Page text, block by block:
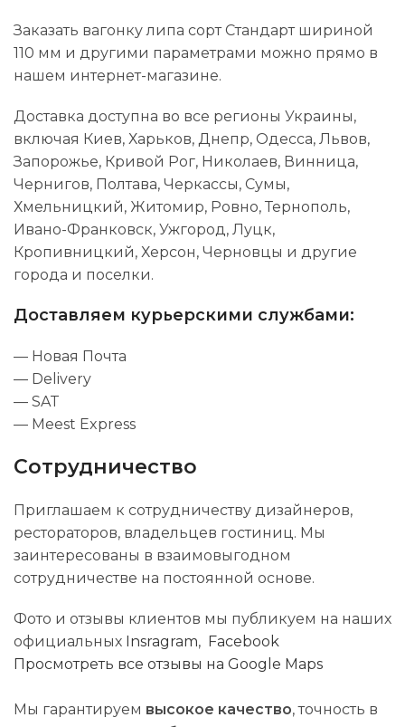
Заказать вагонку липа сорт Стандарт шириной
110 мм и другими параметрами можно прямо в
нашем интернет-магазине.
Доставка доступна во все регионы Украины,
включая Киев, Харьков, Днепр, Одесса, Львов,
Запорожье, Кривой Рог, Николаев, Винница,
Чернигов, Полтава, Черкассы, Сумы,
Хмельницкий, Житомир, Ровно, Тернополь,
Ивано-Франковск, Ужгород, Луцк,
Кропивницкий, Херсон, Черновцы и другие
города и поселки.
Доставляем курьерскими службами:
— Новая Почта
— Delivery
— SAT
— Meest Express
Сотрудничество
Приглашаем к сотрудничеству дизайнеров,
рестораторов, владельцев гостиниц. Мы
заинтересованы в взаимовыгодном
сотрудничестве на постоянной основе.
Фото и отзывы клиентов мы публикуем на наших
официальных Insragram, Facebook
Просмотреть все отзывы на Google Maps
Мы гарантируем высокое качество, точность в